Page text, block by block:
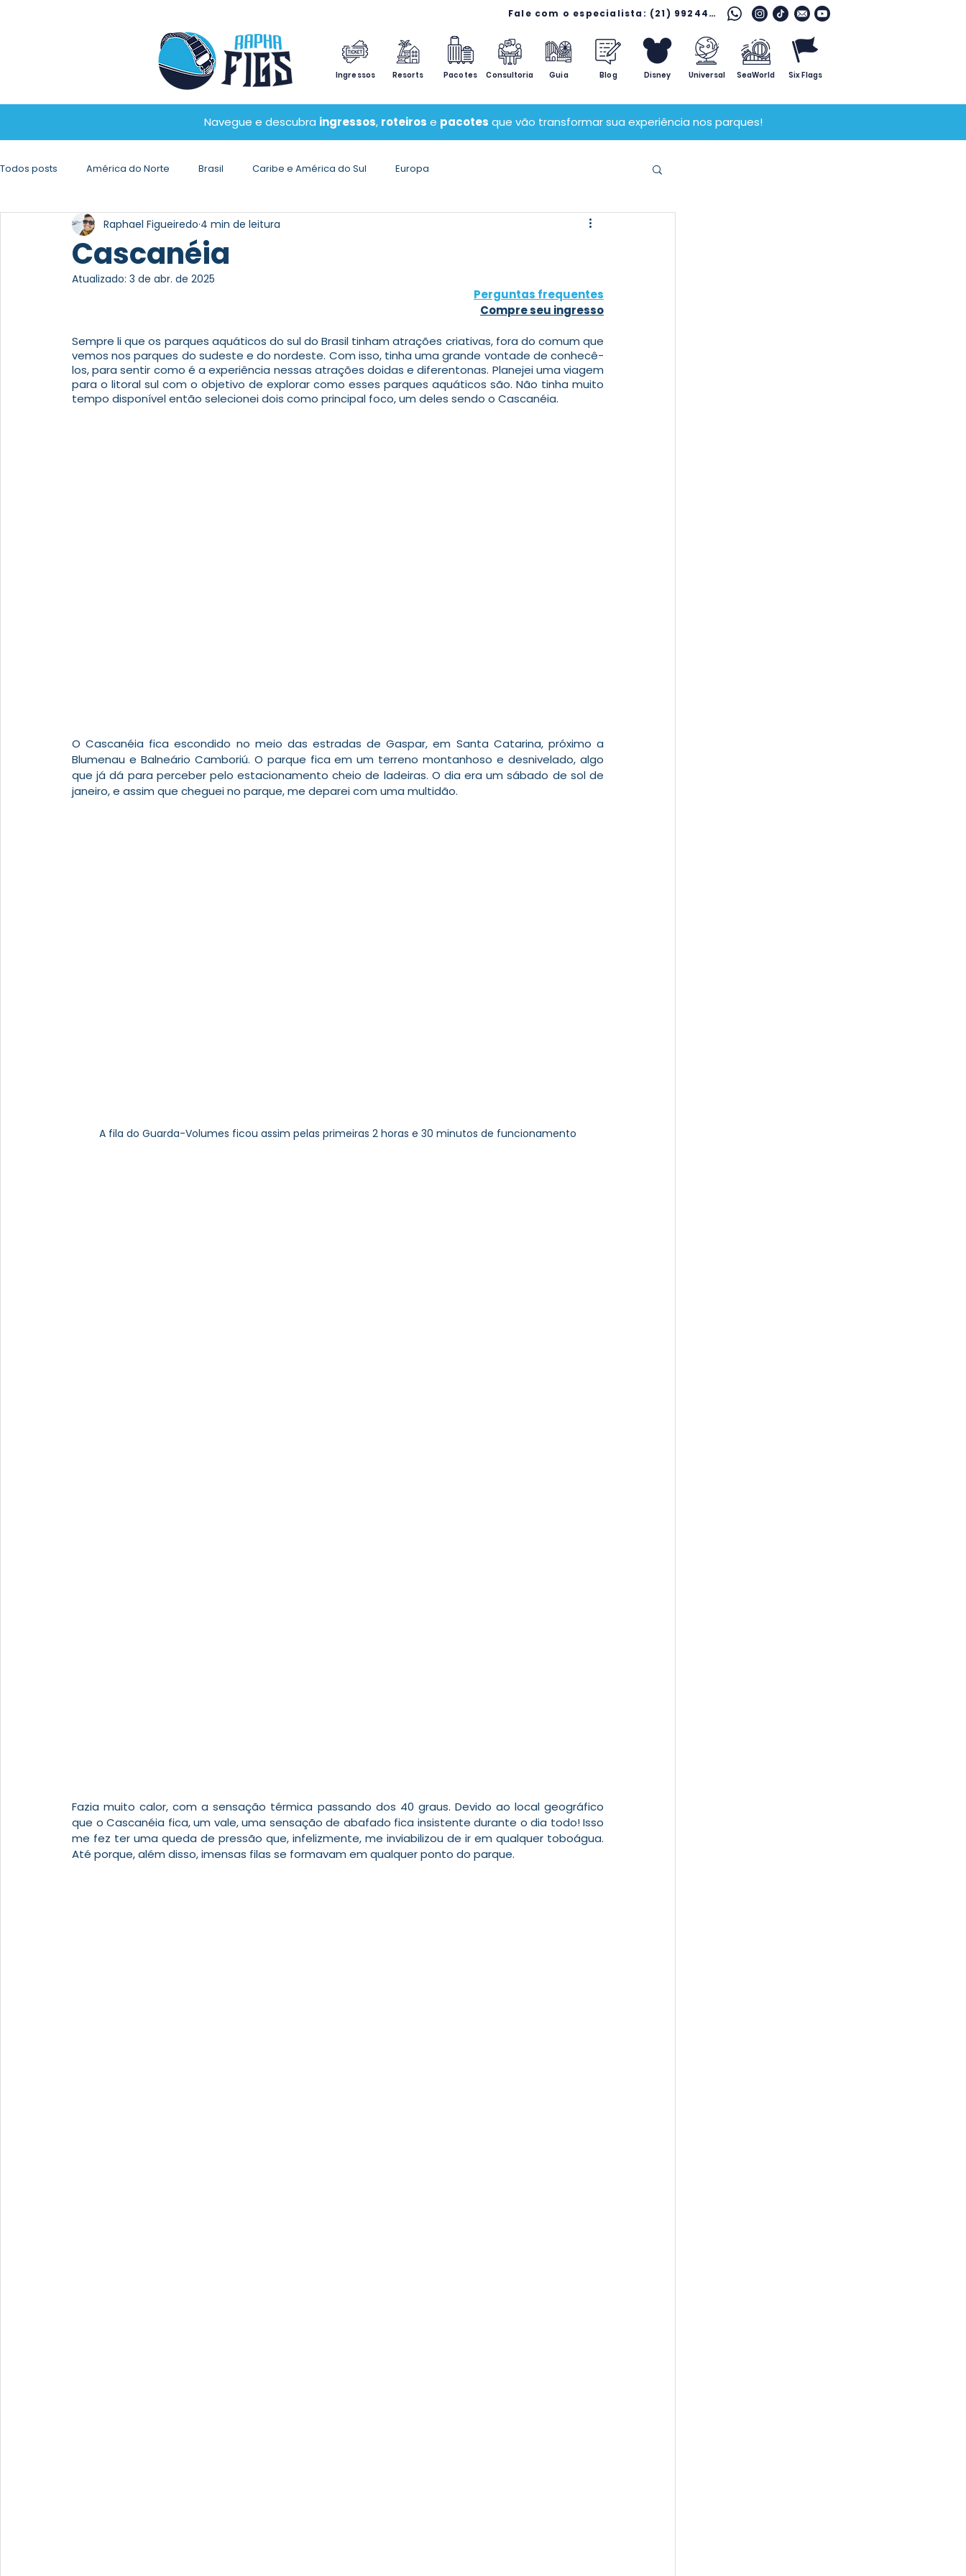
Fale com o especialista: (21) 99244 7796
Ingressos Resorts Pacotes Consultoria Guia Blog Disney Universal SeaWorld Six Flags
Navegue e descubra ingressos, roteiros e pacotes que vão transformar sua experiência nos parques!
Todos posts América do Norte Brasil Caribe e América do Sul Europa
Cascanéia
Raphael Figueiredo 4 min de leitura
Atualizado: 3 de abr. de 2025
Perguntas frequentes
Compre seu ingresso
Sempre li que os parques aquáticos do sul do Brasil tinham atrações criativas, fora do comum que
vemos nos parques do sudeste e do nordeste. Com isso, tinha uma grande vontade de conhecê-
los, para sentir como é a experiência nessas atrações doidas e diferentonas. Planejei uma viagem
para o litoral sul com o objetivo de explorar como esses parques aquáticos são. Não tinha muito
tempo disponível então selecionei dois como principal foco, um deles sendo o Cascanéia.
O Cascanéia fica escondido no meio das estradas de Gaspar, em Santa Catarina, próximo a
Blumenau e Balneário Camboriú. O parque fica em um terreno montanhoso e desnivelado, algo
que já dá para perceber pelo estacionamento cheio de ladeiras. O dia era um sábado de sol de
janeiro, e assim que cheguei no parque, me deparei com uma multidão.
A fila do Guarda-Volumes ficou assim pelas primeiras 2 horas e 30 minutos de funcionamento
Fazia muito calor, com a sensação térmica passando dos 40 graus. Devido ao local geográfico
que o Cascanéia fica, um vale, uma sensação de abafado fica insistente durante o dia todo! Isso
me fez ter uma queda de pressão que, infelizmente, me inviabilizou de ir em qualquer toboágua.
Até porque, além disso, imensas filas se formavam em qualquer ponto do parque.